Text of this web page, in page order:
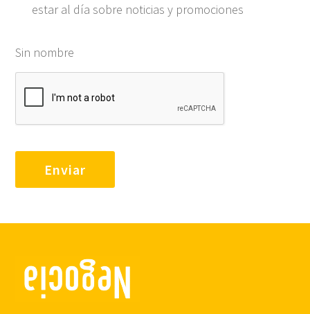
estar al día sobre noticias y promociones
Sin nombre